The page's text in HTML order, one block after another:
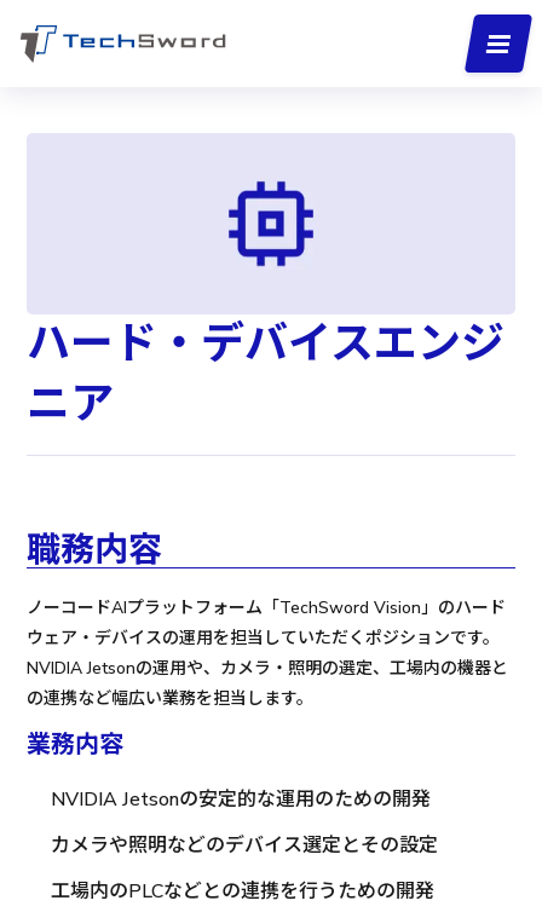
ハード・デバイスエンジ
ニア
職務内容
ノーコードAIプラットフォーム「TechSword Vision」のハード
ウェア・デバイスの運用を担当していただくポジションです。
NVIDIA Jetsonの運用や、カメラ・照明の選定、工場内の機器と
の連携など幅広い業務を担当します。
業務内容
NVIDIA Jetsonの安定的な運用のための開発
カメラや照明などのデバイス選定とその設定
工場内のPLCなどとの連携を行うための開発